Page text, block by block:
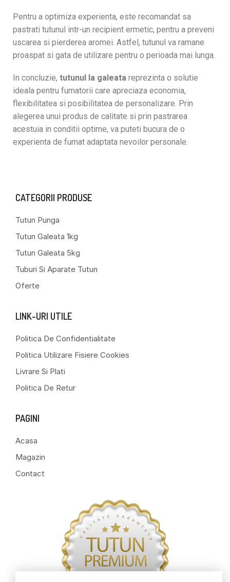
Pentru a optimiza experienta, este recomandat sa
pastrati tutunul intr-un recipient ermetic, pentru a preveni
uscarea si pierderea aromei. Astfel, tutunul va ramane
proaspat si gata de utilizare pentru o perioada mai lunga.
In concluzie, tutunul la galeata reprezinta o solutie
ideala pentru fumatorii care apreciaza economia,
flexibilitatea si posibilitatea de personalizare. Prin
alegerea unui produs de calitate si prin pastrarea
acestuia in conditii optime, va puteti bucura de o
experienta de fumat adaptata nevoilor personale.
CATEGORII PRODUSE
Tutun Punga
Tutun Galeata 1kg
Tutun Galeata 5kg
Tuburi Si Aparate Tutun
Oferte
LINK-URI UTILE
Politica De Confidentialitate
Politica Utilizare Fisiere Cookies
Livrare Si Plati
Politica De Retur
PAGINI
Acasa
Magazin
Contact